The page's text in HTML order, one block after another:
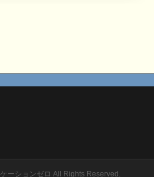
ーションゼロ All Rights Reserved.